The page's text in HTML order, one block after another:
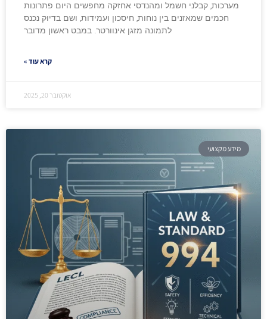
מערכות, קבלני חשמל ומהנדסי אחזקה מחפשים היום פתרונות
חכמים שמאזנים בין נוחות, חיסכון ועמידות, ושם בדיוק נכנס
לתמונה מזגן אינוורטר. במבט ראשון מדובר
קרא עוד »
אוקטובר 20, 2025
מידע מקצועי